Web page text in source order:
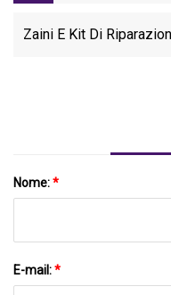
Zaini E Kit Di
Nome:*
E-mail:*